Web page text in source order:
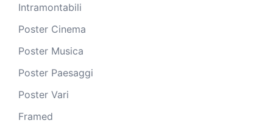
Intramontabili
Poster Cinema
Poster Musica
Poster Paesaggi
Poster Vari
Framed